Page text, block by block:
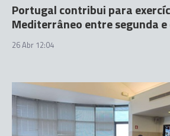
Portugal contribui para
Mediterrâneo entre segunda
26 Abr 12:04